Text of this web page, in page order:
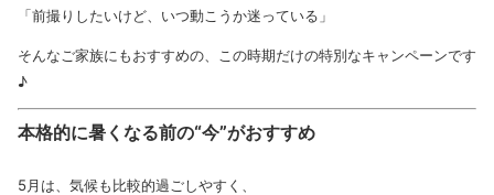
「前撮りしたいけど、いつ動こうか迷っている」
そんなご家族にもおすすめの、この時期だけの特別なキャンペーンです
♪
本格的に暑くなる前の“今”がおすすめ
5月は、気候も比較的過ごしやすく、